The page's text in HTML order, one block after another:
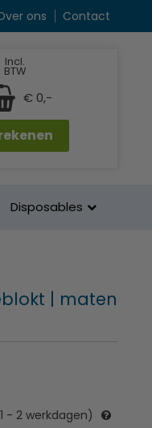
ons Contact
Incl.
BTW
€ 0,-
Disposables
| maten
- 2 werkdagen)